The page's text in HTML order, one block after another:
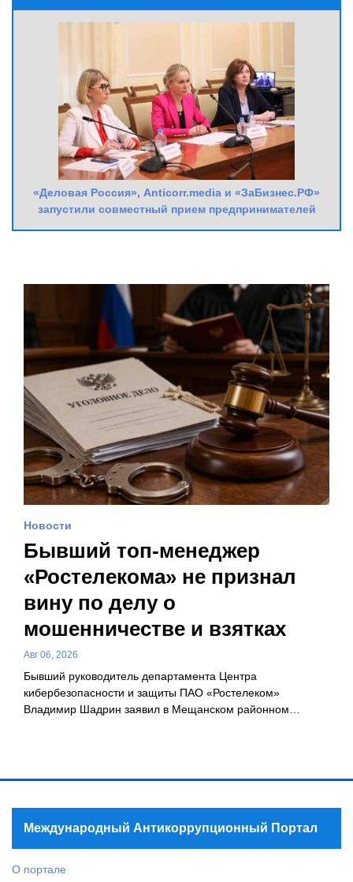
«Деловая Россия», Anticorr.media и «ЗаБизнес.РФ»
запустили совместный прием предпринимателей
Новости
Бывший топ-менеджер
«Ростелекома» не признал
вину по делу о
мошенничестве и взятках
Авг 06, 2026
Бывший руководитель департамента Центра
кибербезопасности и защиты ПАО «Ростелеком»
Владимир Шадрин заявил в Мещанском районном…
Международный Антикоррупционный Портал
О портале